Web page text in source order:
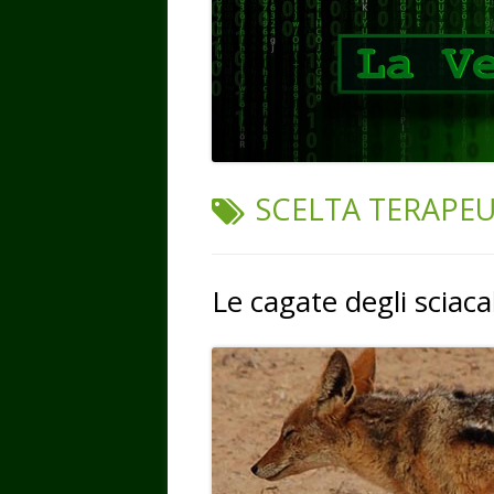
TAG:
SCELTA
Le cagate degli